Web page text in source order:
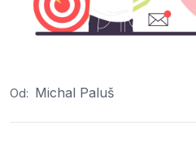
Od: Michal Paluš